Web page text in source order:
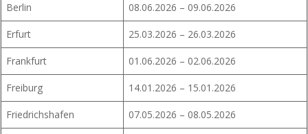
Berlin
08.06.2026 – 09.06.2026
Erfurt 25.03.2026 – 26.03.2026
Frankfurt 01.06.2026 – 02.06.2026
Freiburg 14.01.2026 – 15.01.2026
Friedrichshafen 07.05.2026 – 08.05.2026